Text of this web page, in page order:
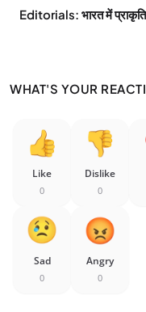
Editorials: भारत में
WHAT'S YOUR
Like
0
Dislike
0
Sad
0
Angry
0